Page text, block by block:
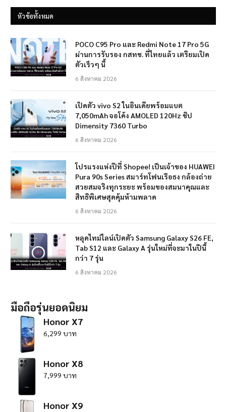
หัวข้อทั้งหมด
POCO C95 Pro และ Redmi Note 17 Pro 5G
ผ่านการรับรอง กสทช. ที่ไทยแล้ว เตรียมเปิด
ตัวเร็วๆ นี้
6 สิงหาคม 2026
เปิดตัว vivo S2 ในอินเดียพร้อมแบต
7,050mAh จอโค้ง AMOLED 120Hz ชิป
Dimensity 7360 Turbo
6 สิงหาคม 2026
โปรแรงแห่งปีที่ Shopee! เป็นเจ้าของ HUAWEI
Pura 90s Series สมาร์ทโฟนเรือธง กล้องถ่าย
สวยสมจริงทุกระยะ พร้อมของสมนาคุณและ
สิทธิพิเศษสุดคุ้มห้ามพลาด
6 สิงหาคม 2026
หลุดไทม์ไลน์เปิดตัว Samsung Galaxy S26 FE,
Tab S12 และ Galaxy A รุ่นใหม่ที่จะมาในปีนี้
กว่า 7 รุ่น
6 สิงหาคม 2026
มือถือรุ่นยอดนิยม
Honor X7
6,299 บาท
Honor X8
7,999 บาท
Honor X9